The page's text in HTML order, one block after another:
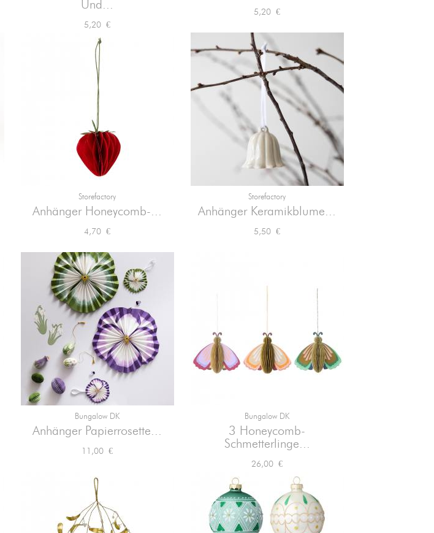
Und...
Preis
5,20 €
Preis
5,20 €
Storefactory
Anhänger Honeycomb-...
Preis
4,70 €
 Vorschau
Storefactory
Anhänger Keramikblume...
Preis
5,50 €
Vorschau
Bungalow DK
Anhänger Papierrosette...
Preis
11,00 €
 Vorschau
Bungalow DK
3 Honeycomb-
Schmetterlinge...
Preis
26,00 €
Vorschau